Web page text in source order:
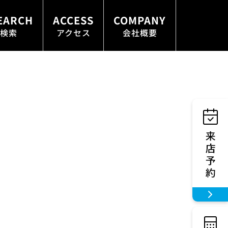
索
ACCESS
アクセス
COMPANY
会社概要